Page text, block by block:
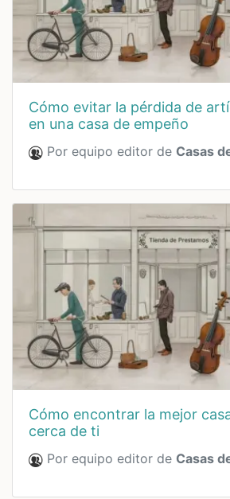
cómo evitar la pérdida de artículos valiosos
en una casa de empeño
Por equipo editor de Casas
cómo encontrar la mejor casa de empeño
cerca de ti
Por equipo editor de Casas